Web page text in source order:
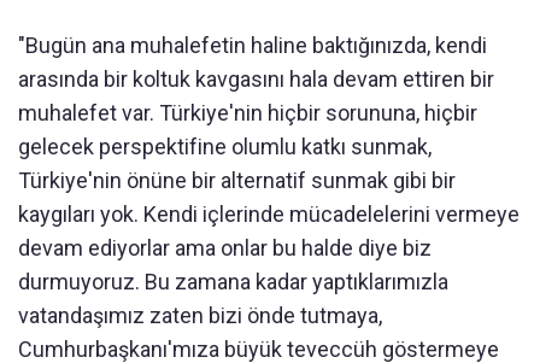
"Bugün ana muhalefetin haline baktığınızda, kendi
arasında bir koltuk kavgasını hala devam ettiren bir
muhalefet var. Türkiye'nin hiçbir sorununa, hiçbir
gelecek perspektifine olumlu katkı sunmak,
Türkiye'nin önüne bir alternatif sunmak gibi bir
kaygıları yok. Kendi içlerinde mücadelelerini vermeye
devam ediyorlar ama onlar bu halde diye biz
durmuyoruz. Bu zamana kadar yaptıklarımızla
vatandaşımız zaten bizi önde tutmaya,
Cumhurbaşkanı'mıza büyük teveccüh göstermeye